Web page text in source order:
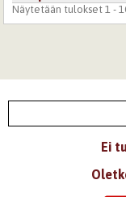
Näytetään tulokset 1 -
Ei